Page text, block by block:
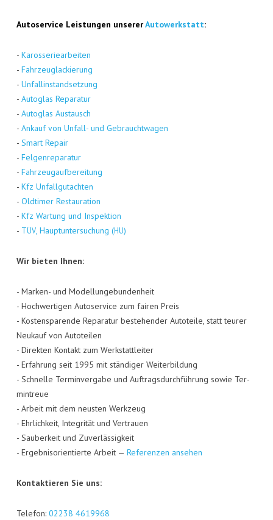
Auto­ser­vice Leis­tun­gen unse­rerAuto­werk­statt:
- Karos­se­rie­ar­bei­ten
- Fahr­zeug­la­ckie­rung
- Unfall­in­stand­set­zung
- Auto­glas Repa­ra­tur
- Auto­glas Aus­tausch
- Ankauf von Unfall- und Gebraucht­wa­gen
- Smart Repair
- Fel­gen­re­pa­ra­tur
- Fahr­zeug­auf­be­rei­tung
- Kfz Unfall­gut­ach­ten
- Old­ti­mer Restau­ra­ti­on
- Kfz War­tung und Inspek­ti­on
- TÜV, Haupt­un­ter­su­chung (HU)
Wir bie­ten Ihnen:
- Mar­ken- und Model­lun­ge­bun­den­heit
- Hoch­wer­ti­gen Auto­ser­vice zum fai­ren Preis
- Kos­ten­spa­ren­de Repa­ra­tur bestehen­der Auto­tei­le, statt teu­rer
Neu­kauf von Auto­tei­len
- Direk­ten Kon­takt zum Werk­statt­lei­ter
- Erfah­rung seit 1995 mit stän­di­ger Wei­ter­bil­dung
- Schnel­le Ter­min­ver­ga­be und Auf­trags­durch­füh­rung sowie Ter­
min­treue
- Arbeit mit dem neus­ten Werk­zeug
- Ehr­lich­keit, Inte­gri­tät und Ver­trau­en
- Sau­ber­keit und Zuver­läs­sig­keit
- Ergeb­nis­ori­en­tier­te Arbeit — Refe­ren­zen ansehen
Kon­tak­tie­ren Sie uns:
Tele­fon: 02238 4619968